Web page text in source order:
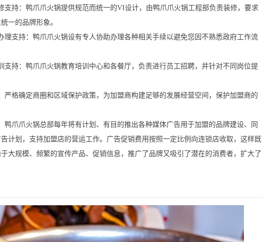
持：鸭爪爪火锅提供规范而统一的VI设计，由鸭爪爪火锅工程部负责装修，要求
一的品牌形象。
支持：鸭爪爪火锅设有专人协助办理各种相关手续以避免您因不熟悉政府工作流
持：鸭爪爪火锅教育培训中心和各餐厅，负责进行员工招聘，并针对不同岗位提
格确定商圈和区域保护政策，为加盟商构建足够的发展经营空间，保护加盟商的
爪爪火锅总部每年将有计划、有目的推出各种媒体广告用于加盟的品牌建设、同
计划，支持加盟店的营运工作。广告促销费用按照一定比例向连锁店收取，这样既
大规模、频繁的宣传产品、促销信息，推广了品牌又吸引了潜在的消费者，扩大了